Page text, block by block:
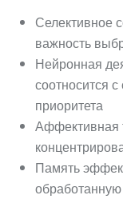
Селективное
важность
Нейронная
соотносится
приоритета
Аффективная
Память